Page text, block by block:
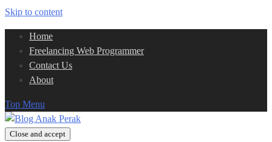
Skip to content
Home
Freelancing Web Programmer
Contact Us
About
Top Menu